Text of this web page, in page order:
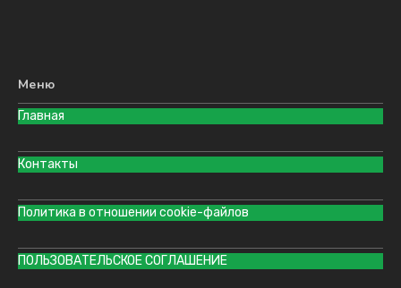
Меню
Главная
Контакты
Политика в отношении cookie-файлов
ПОЛЬЗОВАТЕЛЬСКОЕ СОГЛАШЕНИЕ